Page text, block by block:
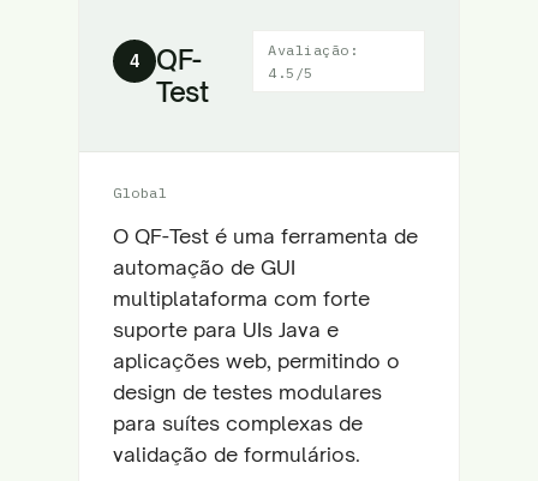
4
QF-
Test
Avaliação:
4.5/5
Global
O QF-Test é uma ferramenta de
automação de GUI
multiplataforma com forte
suporte para UIs Java e
aplicações web, permitindo o
design de testes modulares
para suítes complexas de
validação de formulários.